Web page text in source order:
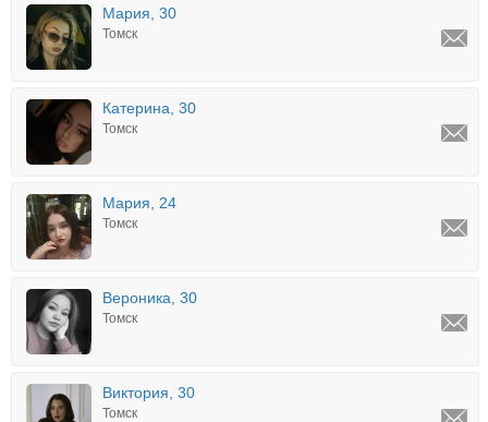
Мария, 30
Томск
Катерина, 30
Томск
Мария, 24
Томск
Вероника, 30
Томск
Виктория, 30
Томск